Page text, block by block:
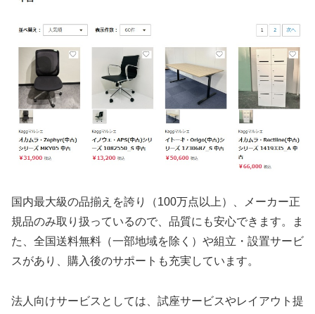
国内最大級の品揃えを誇り（100万点以上）、メーカー正
規品のみ取り扱っているので、品質にも安心できます。ま
た、全国送料無料（一部地域を除く）や組立・設置サービ
スがあり、購入後のサポートも充実しています。
法人向けサービスとしては、試座サービスやレイアウト提